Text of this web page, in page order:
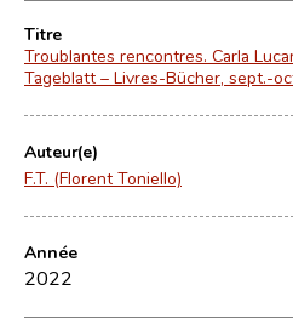
Titre
Troublantes rencontres. Carla
Tageblatt – Livres-Bücher, sept.-
Auteur(e)
F.T. (Florent Toniello)
Année
2022